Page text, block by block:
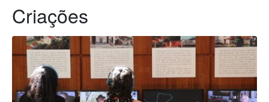
Criações